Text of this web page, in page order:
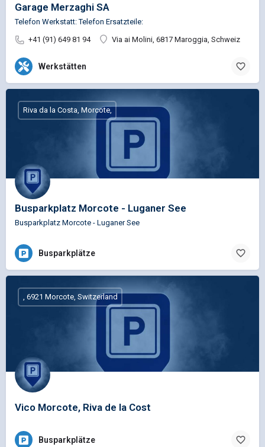
Garage Merzaghi SA
Telefon Werkstatt: Telefon Ersatzteile:
+41 (91) 649 81 94
Via ai Molini, 6817 Maroggia, Schweiz
Werkstätten
Busparkplatz Morcote - Luganer See
Busparkplatz Morcote - Luganer See
Riva da la Costa, Morcote,
Busparkplätze
Vico Morcote, Riva de la Cost
, 6921 Morcote, Switzerland
Busparkplätze